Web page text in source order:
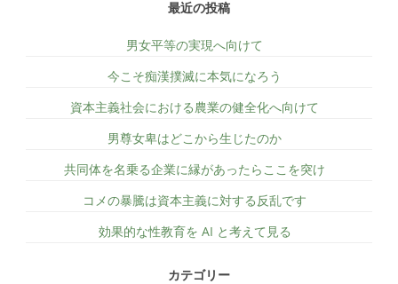
最近の投稿
男女平等の実現へ向けて
今こそ痴漢撲滅に本気になろう
資本主義社会における農業の健全化へ向けて
男尊女卑はどこから生じたのか
共同体を名乗る企業に縁があったらここを突け
コメの暴騰は資本主義に対する反乱です
効果的な性教育を AI と考えて見る
カテゴリー